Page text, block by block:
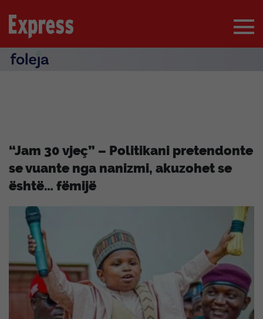
“Jam 30 vjeç” – Politikani pretendonte
se vuante nga nanizmi, akuzohet se
është… fëmijë